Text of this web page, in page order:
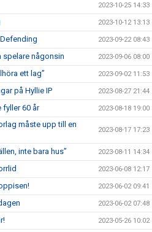
2023-10-25 14:33
2023-10-12 13:13
2023-09-22 08:43
spelare någonsin 2023-09-06 08:00
ett lag” 2023-09-02 11:53
på Hyllie IP 2023-08-27 21:44
fyller 60 år 2023-08-18 19:00
måste upp till en
2023-08-17 17:23
inte bara hus” 2023-08-11 14:34
2023-06-08 12:17
2023-06-02 09:41
2023-06-02 07:48
2023-05-26 10:02